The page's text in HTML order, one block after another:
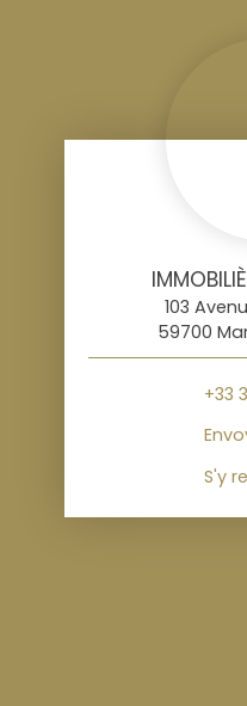
103
59700
+33
S'y